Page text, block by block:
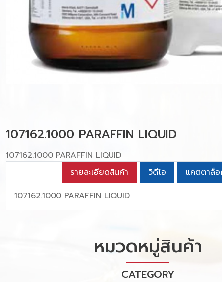
107162.1000 PARAFFIN LIQUID
107162.1000 PARAFFIN LIQUID
รายละเอียดสินค้า
วิดีโอ
แคตตาล็
107162.1000 PARAFFIN LIQUID
หมวดหมู่สินค้า
CATEGORY